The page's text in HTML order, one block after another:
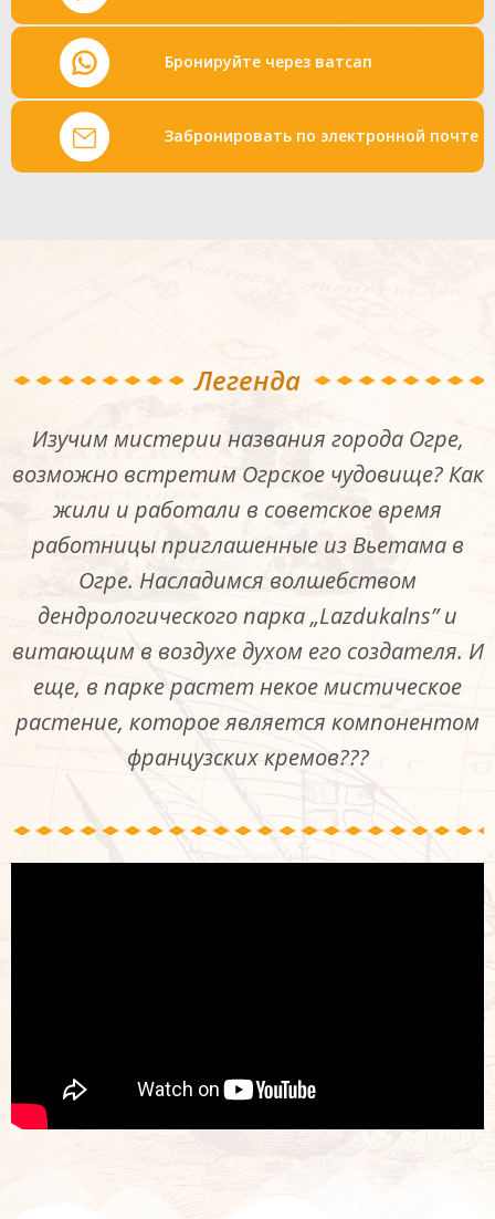
Бронируйте через ватсап
Забронировать по электронной почте
Легенда
Изучим мистерии названия города Огре,
возможно встретим Огрское чудовище? Как
жили и работали в советское время
работницы приглашенные из Вьетама в
Огре. Насладимся волшебством
дендрологического парка „Lazdukalns” и
витающим в воздухе духом его создателя. И
еще, в парке растет некое мистическое
растение, которое является компонентом
французских кремов???